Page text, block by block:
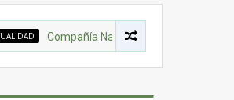
Compañía Nacional de Chocolates,